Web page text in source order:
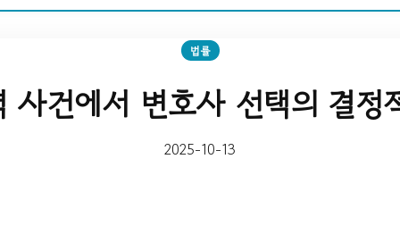
법률
사건에서 변호사 선택의 결정
2025-10-13